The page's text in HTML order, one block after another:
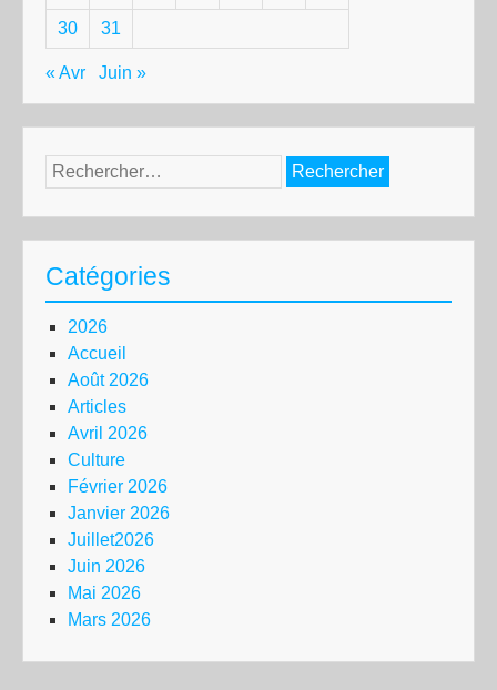
30 31
« Avr Juin »
Rechercher :
Catégories
2026
Accueil
Août 2026
Articles
Avril 2026
Culture
Février 2026
Janvier 2026
Juillet2026
Juin 2026
Mai 2026
Mars 2026